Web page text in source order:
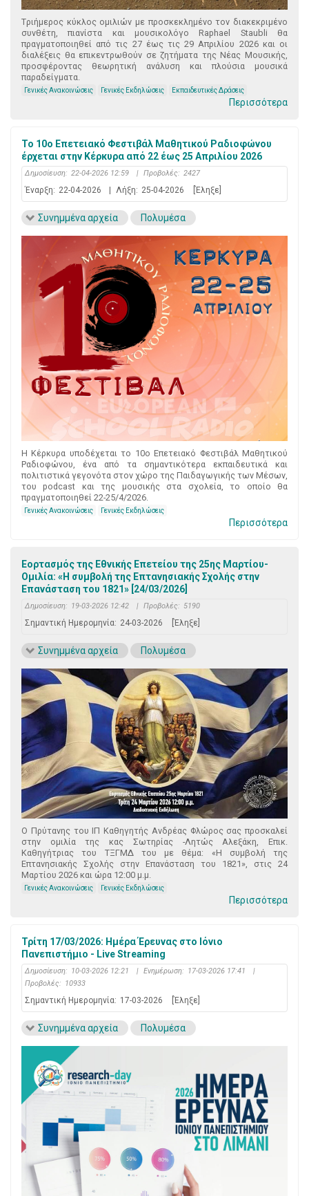
Tριήμερος κύκλος ομιλιών με προσκεκλημένο τον διακεκριμένο
συνθέτη, πιανίστα και μουσικολόγο Raphael Staubli θα
πραγματοποιηθεί από τις 27 έως τις 29 Απριλίου 2026 και οι
διαλέξεις θα επικεντρωθούν σε ζητήματα της Νέας Μουσικής,
προσφέροντας θεωρητική ανάλυση και πλούσια μουσικά
παραδείγματα.
Γενικές Ανακοινώσεις Γενικές Εκδηλώσεις Εκπαιδευτικές Δράσεις
Περισσότερα
Το 10ο Επετειακό Φεστιβάλ Μαθητικού Ραδιοφώνου
έρχεται στην Κέρκυρα από 22 έως 25 Απριλίου 2026
Δημοσίευση: 22-04-2026 12:59 | Προβολές: 2427
Έναρξη: 22-04-2026 | Λήξη: 25-04-2026 [Έληξε]
Συνημμένα αρχεία Πολυμέσα
Η Κέρκυρα υποδέχεται το 10ο Επετειακό Φεστιβάλ Μαθητικού
Ραδιοφώνου, ένα από τα σημαντικότερα εκπαιδευτικά και
πολιτιστικά γεγονότα στον χώρο της Παιδαγωγικής των Μέσων,
του podcast και της μουσικής στα σχολεία, το οποίο θα
πραγματοποιηθεί 22-25/4/2026.
Γενικές Ανακοινώσεις Γενικές Εκδηλώσεις
Περισσότερα
Εορτασμός της Εθνικής Επετείου της 25ης Μαρτίου-
Ομιλία: «Η συμβολή της Επτανησιακής Σχολής στην
Επανάσταση του 1821» [24/03/2026]
Δημοσίευση: 19-03-2026 12:42 | Προβολές: 5190
Σημαντική Ημερομηνία: 24-03-2026 [Έληξε]
Συνημμένα αρχεία Πολυμέσα
Ο Πρύτανης του ΙΠ Καθηγητής Ανδρέας Φλώρος σας προσκαλεί
στην ομιλία της κας Σωτηρίας -Λητώς Αλεξάκη, Επικ.
Καθηγήτριας του ΤΞΓΜΔ του με θέμα: «Η συμβολή της
Επτανησιακής Σχολής στην Επανάσταση του 1821», στις 24
Μαρτίου 2026 και ώρα 12:00 μ.μ.
Γενικές Ανακοινώσεις Γενικές Εκδηλώσεις
Περισσότερα
Τρίτη 17/03/2026: Ημέρα Έρευνας στο Ιόνιο
Πανεπιστήμιο - Live Streaming
Δημοσίευση: 10-03-2026 12:21 | Ενημέρωση: 17-03-2026 17:41
|
Προβολές: 10933
Σημαντική Ημερομηνία: 17-03-2026 [Έληξε]
Συνημμένα αρχεία Πολυμέσα